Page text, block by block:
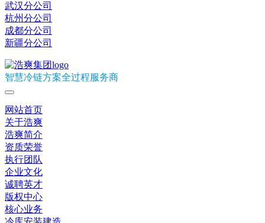
武汉分公司
杭州分公司
成都分公司
新疆分公司
智慧冷链方案全过程服务商
网站首页
关于浩爽
浩爽简介
资质荣誉
执行团队
企业文化
诚聘英才
版权中心
核心业务